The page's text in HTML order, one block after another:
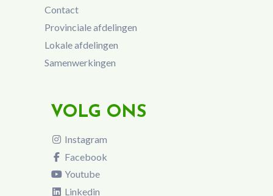
Contact
Provinciale afdelingen
Lokale afdelingen
Samenwerkingen
VOLG ONS
Instagram
Facebook
Youtube
Linkedin